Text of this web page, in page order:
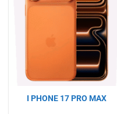
I PHONE 17 PRO MAX